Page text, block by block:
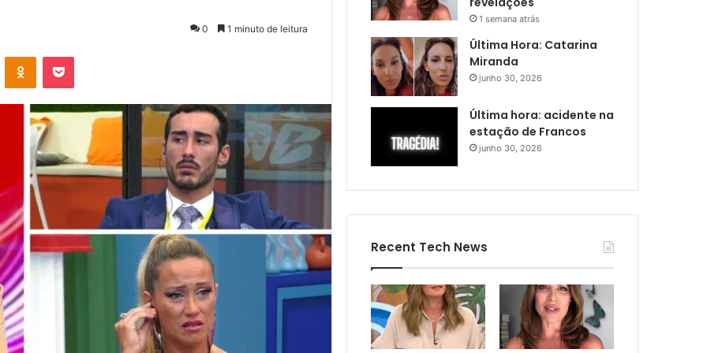
0 1 minuto de leitura
OK Pocket
1 semana atrás
Última Hora: Catarina
Miranda
junho 30, 2026
Última hora: acidente na
estação de Francos
junho 30, 2026
Recent Tech News